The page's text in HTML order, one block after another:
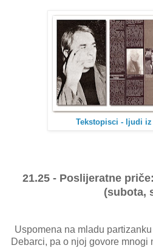
Tekstopisci - ljudi iz
21.25 - Poslijeratne
(subota,
Uspomena na mladu partizanku
Debarci, pa o njoj govore